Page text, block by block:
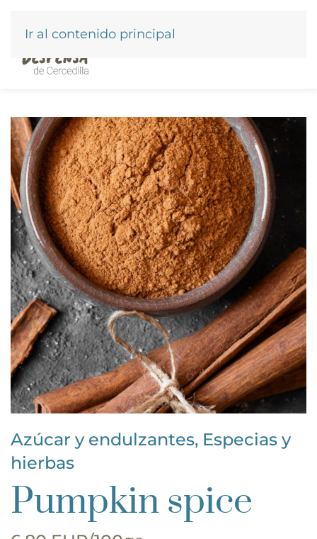
Ir al contenido principal
Azúcar y endulzantes, Especias y
hierbas
Pumpkin spice